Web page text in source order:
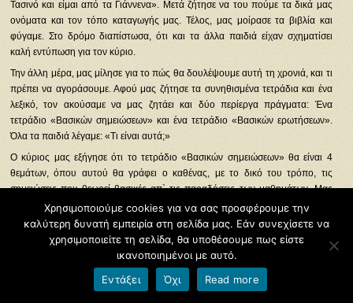
Τασινό και είμαι από τα Γιάννενα». Μετά ζήτησε να του πούμε τα δικά μας
ονόματα και τον τόπο καταγωγής μας. Τέλος, μας μοίρασε τα βιβλία και
φύγαμε. Στο δρόμο διαπίστωσα, ότι και τα άλλα παιδιά είχαν σχηματίσει
καλή εντύπωση για τον κύριο.
Την άλλη μέρα, μας μίλησε για το πώς θα δουλέψουμε αυτή τη χρονιά, και τι
πρέπει να αγοράσουμε. Αφού μας ζήτησε τα συνηθισμένα τετράδια και ένα
λεξικό, τον ακούσαμε να μας ζητάει και δύο περίεργα πράγματα: Ένα
τετράδιο «Βασικών σημειώσεων» και ένα τετράδιο «Βασικών ερωτήσεων».
Όλα τα παιδιά λέγαμε: «Τι είναι αυτά;»
Ο κύριος μας εξήγησε ότι το τετράδιο «Βασικών σημειώσεων» θα είναι 4
θεμάτων, όπου αυτού θα γράφει ο καθένας, με το δικό του τρόπο, τις
σημειώσεις που θεωρεί βασικές απ` τις παραδόσεις των μαθημάτων. Μας
συνέστησε την προσοχή, να μην το μετατρέψουμε σε πρόχειρο. Για το
τετράδιο «Βασικών ερωτήσεων» μας είπε ότι θα είναι 60 φύλλων, όπου
αυτού πάλι θα γράφει ο καθένας, με το δικό του τρόπο, τις ερωτήσεις που
θεωρεί βασικές απ` το κάθε μάθημα.
Μας εξήγησε ακόμη, ότι κάθε διδακτική ώρα θα έχει τρία μέρη: Στο Α` μέρος
θα γίνεται μια σύντομη εξέταση του προηγούμενου μαθήματος με βασικές
Χρησιμοποιούμε cookies για να σας προσφέρουμε την
καλύτερη δυνατή εμπειρία στη σελίδα μας. Εάν συνεχίσετε να
χρησιμοποιείτε τη σελίδα, θα υποθέσουμε πως είστε
ικανοποιημένοι με αυτό.
Εντάξει
Όχι Read more